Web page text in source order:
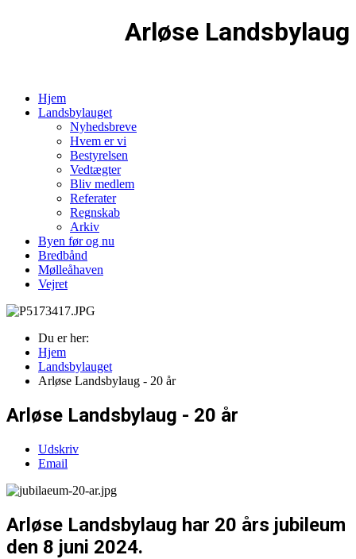
Arløse Landsbylaug
Hjem
Landsbylauget
Nyhedsbreve
Hvem er vi
Bestyrelsen
Vedtægter
Bliv medlem
Referater
Regnskab
Arkiv
Byen før og nu
Bredbånd
Mølleåhaven
Vejret
Du er her:
Hjem
Landsbylauget
Arløse Landsbylaug - 20 år
Arløse Landsbylaug - 20 år
Udskriv
Email
Arløse Landsbylaug har 20 års jubileum
den 8 juni 2024.